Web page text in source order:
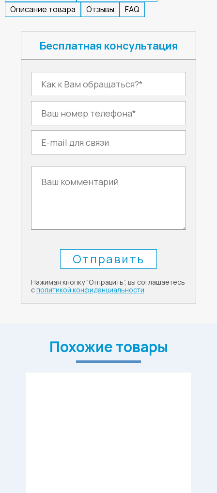
Описание товара
Отзывы FAQ
Бесплатная консультация
Нажимая кнопку “Отправить”, вы соглашаетесь
сполитикой конфиденциальности
Похожие товары